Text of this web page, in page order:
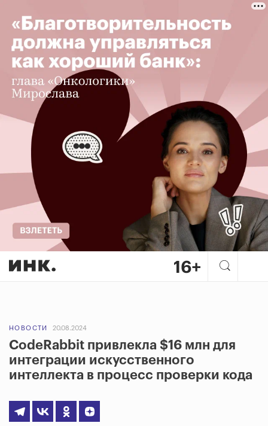
НОВОСТИ 20.08.2024
CodeRabbit привлекла $16 млн для
интеграции искусственного
интеллекта в процесс проверки кода